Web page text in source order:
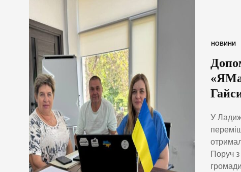
НОВИНИ
У
Поруч